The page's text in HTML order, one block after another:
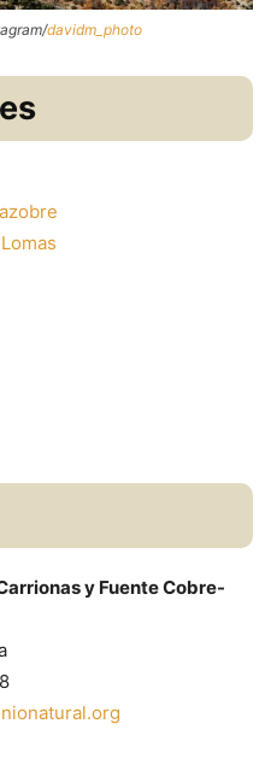
davidm_photo
y Fuente Cobre-